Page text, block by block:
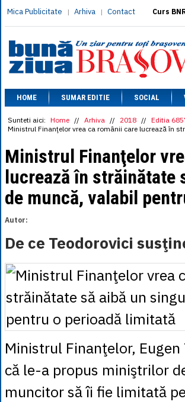
Mica Publicitate | Arhiva | Contact Curs
HOME SUMAR EDITIE SOCIAL
Sunteti aici: Home // Arhiva // 2018 // Editia
Ministrul Finanţelor vrea ca românii care lucrează în
Ministrul Finanţelor
lucrează în străinătate
de muncă, valabil
Autor:
De ce Teodorovici
Ministrul Finanţelor,
că le-a propus miniştrilor
muncitor să îi fie limitată